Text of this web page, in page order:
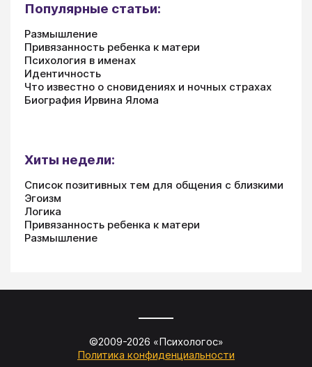
Популярные статьи:
Размышление
Привязанность ребенка к матери
Психология в именах
Идентичность
Что известно о сновидениях и ночных страхах
Биография Ирвина Ялома
Хиты недели:
Список позитивных тем для общения с близкими
Эгоизм
Логика
Привязанность ребенка к матери
Размышление
©2009-2026 «Психологос»
Политика конфиденциальности